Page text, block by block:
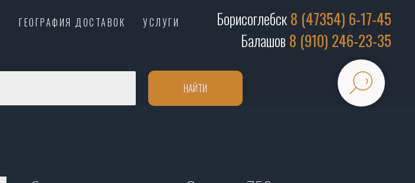
ГЕОГРАФИЯ ДОСТАВОК
УСЛУГИ
Борисоглебск8 (47354) 6-17-45
Балашов 8 (910) 246-23-35
НАЙТИ